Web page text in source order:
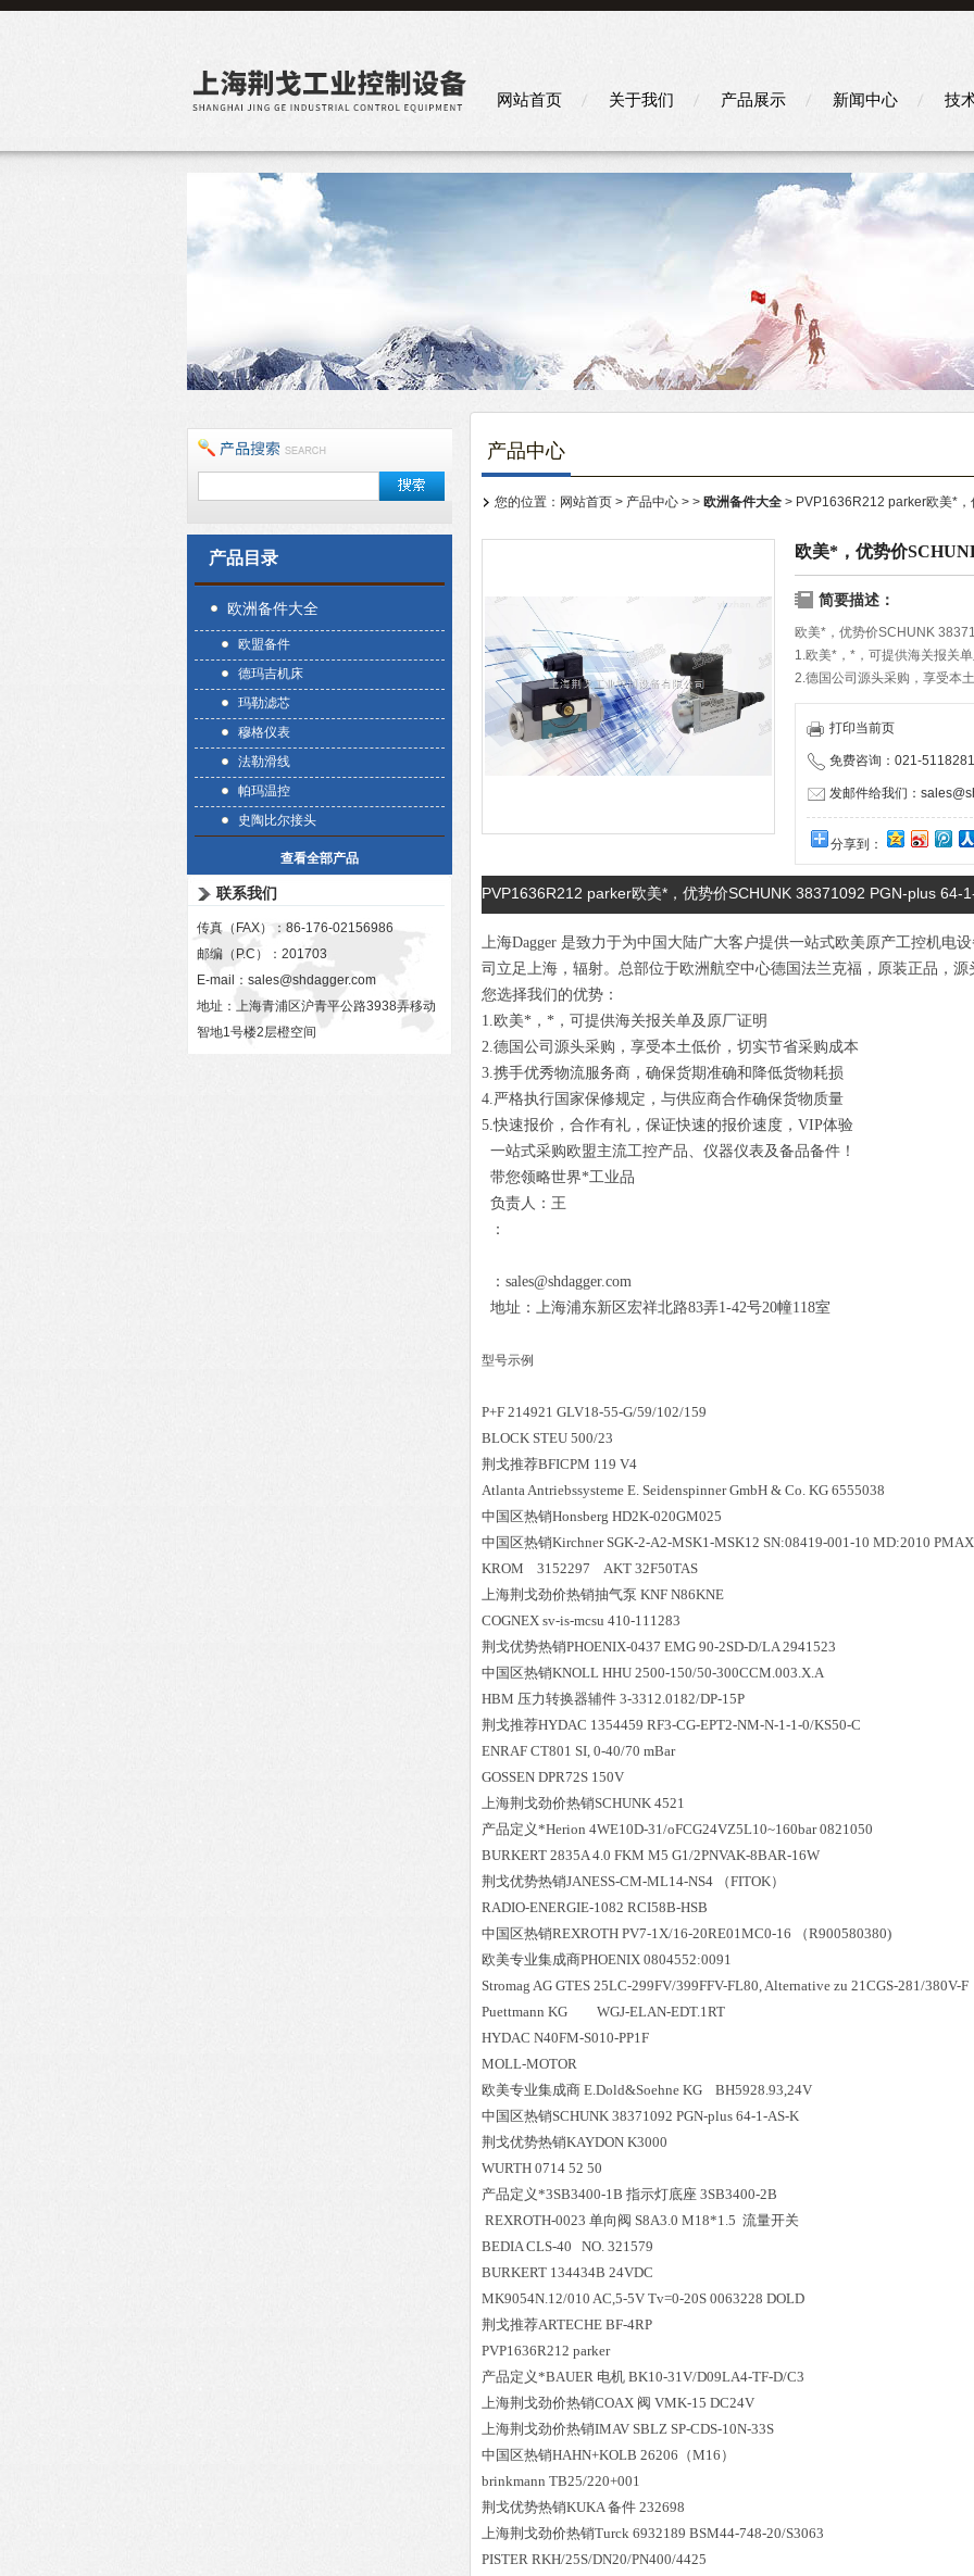
网站首页 关于我们 产品展示 新闻中心 技
产品目录
欧洲备件大全
欧盟备件
德玛吉机床
玛勒滤芯
穆格仪表
法勒滑线
帕玛温控
史陶比尔接头
查看全部产品
联系我们
传真（FAX）：86-176-02156986
邮编（P.C）：201703
E-mail： sales@shdagger.com
地址：上海青浦区沪青平公路3938弄移动
智地1号楼2层橙空间
产品中心
您的位置： 网站首页 > 产品中心 > > 欧洲备件大全 > PVP1636R212 parker欧美*
欧美*，优势价
简要描述：
欧美*，优势价SCHUNK
1.欧美*，*，可提供海关报关
2.德国公司源头采购，享受本
3.携手优秀物流服务商，确保
4.严格执行国家保修规定，与
3079080 LEDI
打印当前页
免费咨询：021-
发邮件给我们：
分享到：
PVP1636R212 parker欧美*，优势价SCHUNK 38371092 PGN-plus 64-
上海Dagger 是致力于为中国大陆广大客户提供一站式欧美原产工控机电
司立足上海，辐射。总部位于欧洲航空中心德国法兰克福，原装正品，源
您选择我们的优势：
1.欧美*，*，可提供海关报关单及原厂证明
2.德国公司源头采购，享受本土低价，切实节省采购成本
3.携手优秀物流服务商，确保货期准确和降低货物耗损
4.严格执行国家保修规定，与供应商合作确保货物质量
5.快速报价，合作有礼，保证快速的报价速度，VIP体验
一站式采购欧盟主流工控产品、仪器仪表及备品备件！
带您领略世界*工业品
负责人：王
：
：sales@shdagger.com
地址：上海浦东新区宏祥北路83弄1-42号20幢118室
型号示例
P+F 214921 GLV18-55-G/59/102/159
BLOCK STEU 500/23
荆戈推荐BFICPM 119 V4
Atlanta Antriebssysteme E. Seidenspinner GmbH & Co. KG 6555038
中国区热销Honsberg HD2K-020GM025
中国区热销Kirchner SGK-2-A2-MSK1-MSK12 SN:08419-001-10 MD:2010
KROM 3152297 AKT 32F50TAS
上海荆戈劲价热销抽气泵 KNF N86KNE
COGNEX sv-is-mcsu 410-111283
荆戈优势热销PHOENIX-0437 EMG 90-2SD-D/LA 2941523
中国区热销KNOLL HHU 2500-150/50-300CCM.003.X.A
HBM 压力转换器辅件 3-3312.0182/DP-15P
荆戈推荐HYDAC 1354459 RF3-CG-EPT2-NM-N-1-1-0/KS50-C
ENRAF CT801 SI, 0-40/70 mBar
GOSSEN DPR72S 150V
上海荆戈劲价热销SCHUNK 4521
产品定义*Herion 4WE10D-31/oFCG24VZ5L10~160bar 0821050
BURKERT 2835A 4.0 FKM M5 G1/2PNVAK-8BAR-16W
荆戈优势热销JANESS-CM-ML14-NS4 （FITOK）
RADIO-ENERGIE-1082 RCI58B-HSB
中国区热销REXROTH PV7-1X/16-20RE01MC0-16 （R900580380)
欧美专业集成商PHOENIX 0804552:0091
Stromag AG GTES 25LC-299FV/399FFV-FL80, Alternative zu 21CGS-281/380V-F
Puettmann KG WGJ-ELAN-EDT.1RT
HYDAC N40FM-S010-PP1F
MOLL-MOTOR
欧美专业集成商 E.Dold&Soehne KG BH5928.93,24V
中国区热销SCHUNK 38371092 PGN-plus 64-1-AS-K
荆戈优势热销KAYDON K3000
WURTH 0714 52 50
产品定义*3SB3400-1B 指示灯底座 3SB3400-2B
REXROTH-0023 单向阀 S8A3.0 M18*1.5 流量开关
BEDIA CLS-40 NO. 321579
BURKERT 134434B 24VDC
MK9054N.12/010 AC,5-5V Tv=0-20S 0063228 DOLD
荆戈推荐ARTECHE BF-4RP
PVP1636R212 parker
产品定义*BAUER 电机 BK10-31V/D09LA4-TF-D/C3
上海荆戈劲价热销COAX 阀 VMK-15 DC24V
上海荆戈劲价热销IMAV SBLZ SP-CDS-10N-33S
中国区热销HAHN+KOLB 26206（M16）
brinkmann TB25/220+001
荆戈优势热销KUKA 备件 232698
上海荆戈劲价热销Turck 6932189 BSM44-748-20/S3063
PISTER RKH/25S/DN20/PN400/4425